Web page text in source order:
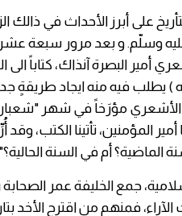
على أبرز الأحداث في ذالك
وسلّم. و بعد مرور سبعة عشر
أمير البصرة آنذاك، كتاباً الى
) يطلب فيه منه ايجاد طريقةٍ
مؤرَخاً في شهر
المؤمنين، تأتينا الكتب،
أم في السنة
جمع الخليفة عمر الصحابة
فمنهم من اقترح الأخد